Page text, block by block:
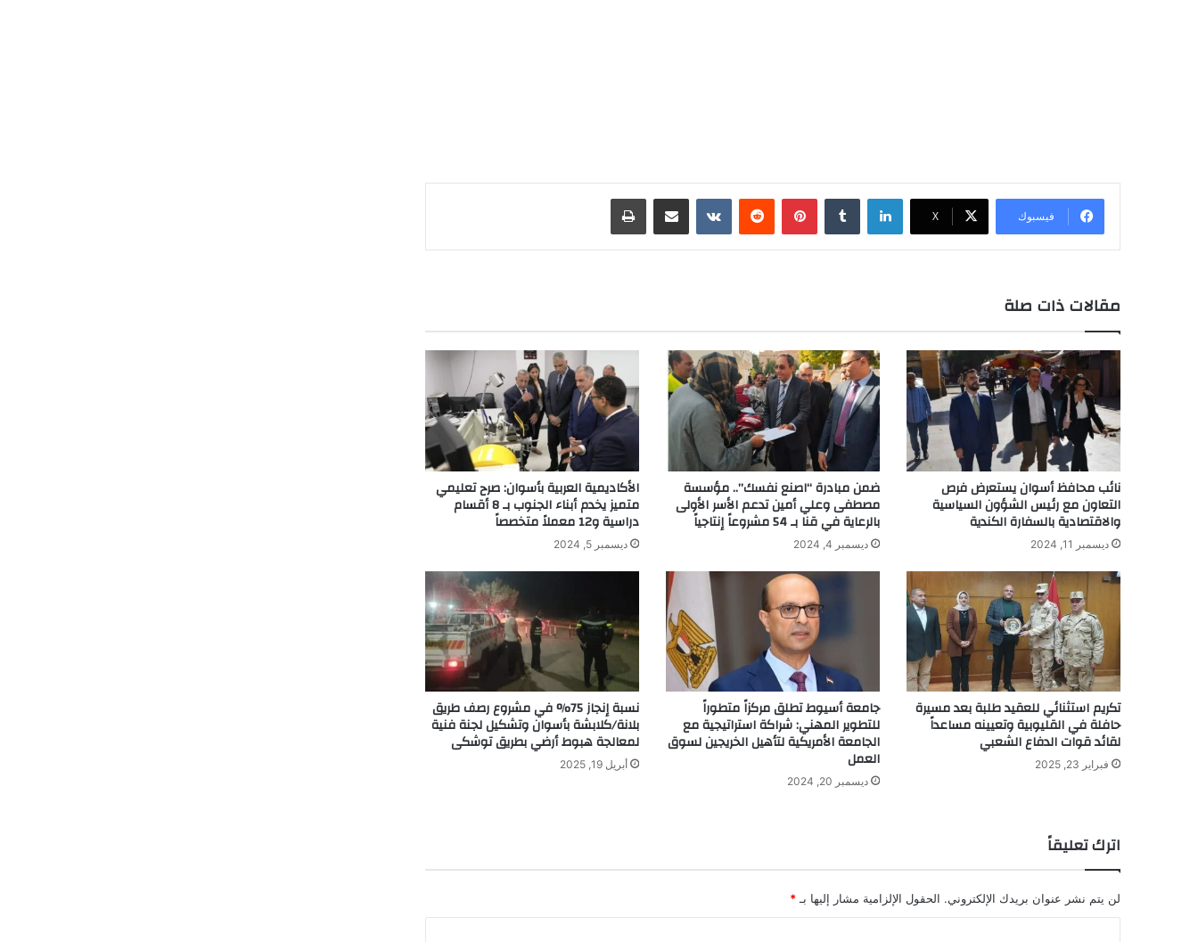
فيسبوك ‫X
لينكدإن بينتيريست
مقالات ذات صلة
نائب محافظ أسوان يستعرض فرص
التعاون مع رئيس الشؤون السياسية
والاقتصادية بالسفارة الكندية
ديسمبر 11, 2024
ضمن مبادرة “اصنع نفسك”.. مؤسسة
مصطفى وعلي أمين تدعم الأسر الأولى
بالرعاية في قنا بـ 54 مشروعاً إنتاجياً
ديسمبر 4, 2024
الأكاديمية العربية بأسوان: صرح تعليمي
متميز يخدم أبناء الجنوب بـ 8 أقسام
دراسية و12 معملاً متخصصاً
ديسمبر 5, 2024
تكريم استثنائي للعقيد طلبة بعد مسيرة
حافلة في القليوبية وتعيينه مساعداً
لقائد قوات الدفاع الشعبي
فبراير 23, 2025
جامعة أسيوط تطلق مركزاً متطوراً
للتطوير المهني: شراكة استراتيجية مع
الجامعة الأمريكية لتأهيل الخريجين لسوق
العمل
ديسمبر 20, 2024
نسبة إنجاز 75% في مشروع رصف طريق
بلانة/كلابشة بأسوان وتشكيل لجنة فنية
لمعالجة هبوط أرضي بطريق توشكى
أبريل 19, 2025
اترك تعليقاً
لن يتم نشر عنوان بريدك الإلكتروني. الحقول الإلزامية مشار إليها بـ *